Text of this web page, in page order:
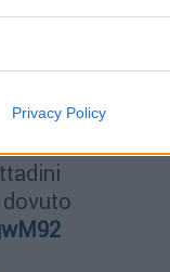
Privacy Policy
ha